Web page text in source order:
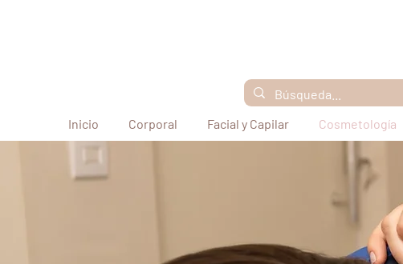
Inicio Corporal Facial y Capilar Cosmetología